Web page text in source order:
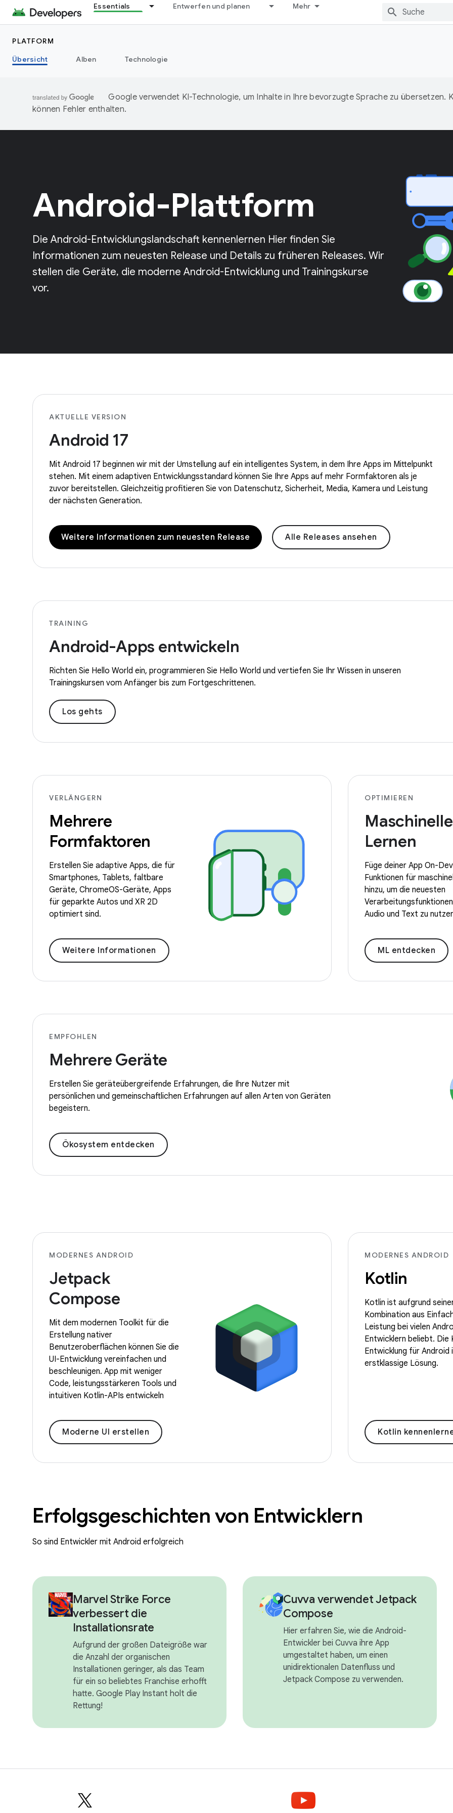
Essentials Entwerfen und planen Mehr
PLATFORM
Übersicht
Alben Technologie
Google verwendet KI-Technologie, um Inhalte in Ihre bevorzugte Sprache zu übersetzen.
können Fehler enthalten.
Android-Plattform
Die Android-Entwicklungslandschaft kennenlernen Hier finden Sie
Informationen zum neuesten Release und Details zu früheren Releases. Wir
stellen die Geräte, die moderne Android-Entwicklung und Trainingskurse
vor.
AKTUELLE VERSION
Android 17
Mit Android 17 beginnen wir mit der Umstellung auf ein intelligentes System, in dem Ihre Apps im Mittelpunkt
stehen. Mit einem adaptiven Entwicklungsstandard können Sie Ihre Apps auf mehr Formfaktoren als je
zuvor bereitstellen. Gleichzeitig profitieren Sie von Datenschutz, Sicherheit, Media, Kamera und Leistung
der nächsten Generation.
Weitere Informationen zum neuesten Release Alle Releases ansehen
TRAINING
Android-Apps entwickeln
Richten Sie Hello World ein, programmieren Sie Hello World und vertiefen Sie Ihr Wissen in unseren
Trainingskursen vom Anfänger bis zum Fortgeschrittenen.
Los gehts
VERLÄNGERN
Mehrere
Formfaktoren
Erstellen Sie adaptive Apps, die für
Smartphones, Tablets, faltbare
Geräte, ChromeOS-Geräte, Apps
für geparkte Autos und XR 2D
optimiert sind.
Weitere Informationen
OPTIMIEREN
Lernen
Füge deiner App On-
Funktionen für
hinzu, um die neuesten
Audio und Text zu
ML entdecken
EMPFOHLEN
Mehrere Geräte
Erstellen Sie geräteübergreifende Erfahrungen, die Ihre Nutzer mit
persönlichen und gemeinschaftlichen Erfahrungen auf allen Arten von Geräten
begeistern.
Ökosystem entdecken
MODERNES ANDROID
Jetpack
Compose
Mit dem modernen Toolkit für die
Erstellung nativer
Benutzeroberflächen können Sie die
UI-Entwicklung vereinfachen und
beschleunigen. App mit weniger
Code, leistungsstärkeren Tools und
intuitiven Kotlin-APIs entwickeln
Moderne UI erstellen
MODERNES ANDROID
Kotlin
Kotlin ist aufgrund
Kombination aus
Leistung bei vielen
Entwicklern beliebt. Die
Entwicklung für
erstklassige Lösung.
Kotlin
Erfolgsgeschichten von Entwicklern
So sind Entwickler mit Android erfolgreich
Marvel Strike Force
verbessert die
Installationsrate
Aufgrund der großen Dateigröße war
die Anzahl der organischen
Installationen geringer, als das Team
für ein so beliebtes Franchise erhofft
hatte. Google Play Instant holt die
Rettung!
Cuvva verwendet Jetpack
Compose
Hier erfahren Sie, wie die Android-
Entwickler bei Cuvva ihre App
umgestaltet haben, um einen
unidirektionalen Datenfluss und
Jetpack Compose zu verwenden.